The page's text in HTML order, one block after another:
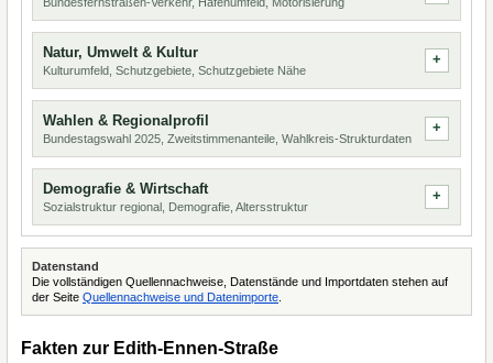
Natur, Umwelt & Kultur
Kulturumfeld, Schutzgebiete, Schutzgebiete Nähe
Wahlen & Regionalprofil
Bundestagswahl 2025, Zweitstimmenanteile, Wahlkreis-Strukturdaten
Demografie & Wirtschaft
Sozialstruktur regional, Demografie, Altersstruktur
Datenstand
Die vollständigen Quellennachweise, Datenstände und Importdaten stehen auf
der Seite Quellennachweise und Datenimporte
Fakten zur Edith-Ennen-Straße